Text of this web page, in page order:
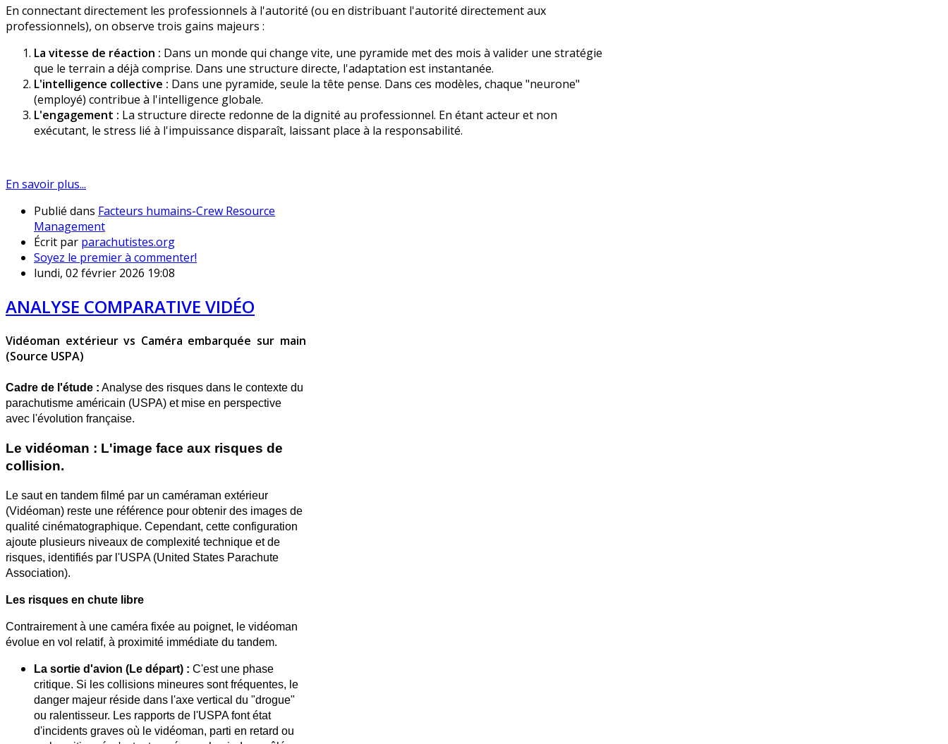
En connectant directement les professionnels à l'autorité (ou en distribuant l'autorité directement aux
professionnels), on observe trois gains majeurs :
La vitesse de réaction : Dans un monde qui change vite, une pyramide met des mois à valider une stratégie
que le terrain a déjà comprise. Dans une structure directe, l'adaptation est instantanée.
L'intelligence collective : Dans une pyramide, seule la tête pense. Dans ces modèles, chaque "neurone"
(employé) contribue à l'intelligence globale.
L'engagement : La structure directe redonne de la dignité au professionnel. En étant acteur et non
exécutant, le stress lié à l'impuissance disparaît, laissant place à la responsabilité.
En savoir plus...
Publié dans Facteurs humains-Crew Resource
Management
Écrit par parachutistes.org
Soyez le premier à commenter!
lundi, 02 février 2026 19:08
ANALYSE COMPARATIVE VIDÉO
Vidéoman extérieur vs Caméra embarquée sur main
(Source USPA)
Cadre de l'étude : Analyse des risques dans le contexte du
parachutisme américain (USPA) et mise en perspective
avec l'évolution française.
Le vidéoman : L'image face aux risques de
collision.
Le saut en tandem filmé par un caméraman extérieur
(Vidéoman) reste une référence pour obtenir des images de
qualité cinématographique. Cependant, cette configuration
ajoute plusieurs niveaux de complexité technique et de
risques, identifiés par l'USPA (United States Parachute
Association).
Les risques en chute libre
Contrairement à une caméra fixée au poignet, le vidéoman
évolue en vol relatif, à proximité immédiate du tandem.
La sortie d'avion (Le départ) : C'est une phase
critique. Si les collisions mineures sont fréquentes, le
danger majeur réside dans l'axe vertical du "drogue"
ou ralentisseur. Les rapports de l'USPA font état
d'incidents graves où le vidéoman, parti en retard ou